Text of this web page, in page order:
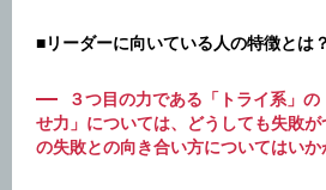
■リーダーに向いている人の特徴とは？
３つ目の力である「トライ系」
せ力」については、どうしても失敗
の失敗との向き合い方についてはいか